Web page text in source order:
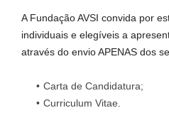
A Fundação AVSI convida por
individuais e elegíveis a
através do envio APENAS dos
Carta de Candidatura;
Curriculum Vitae.